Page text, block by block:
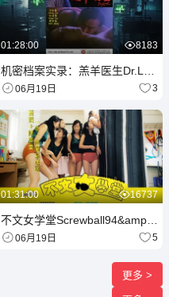
01:28:00 8183
06月19日 3
01:31:00 16737
06月19日 5
更多 >